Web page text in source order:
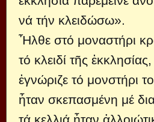
νά τήν κλειδώσω».
Ἦλθε στό μοναστήρι
τό κλειδί τῆς
ἐγνώριζε τό μονστήρι
ἦταν σκεπασμένη μέ